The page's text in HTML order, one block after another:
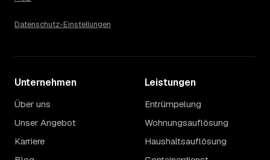
kostenlosen Einschätzung.
Datenschutz-Einstellungen
Unternehmen
Über uns
Unser Angebot
Karriere
Leistungen
Entrümpelung
Wohnungsauflösung
Haushaltsauflösung